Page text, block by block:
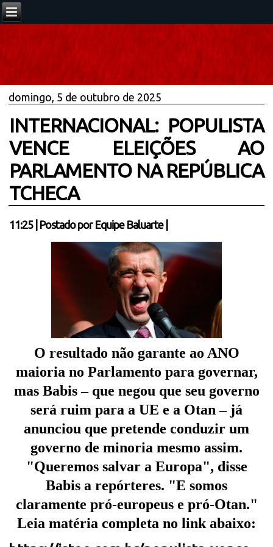
domingo, 5 de outubro de 2025
INTERNACIONAL: POPULISTA
VENCE ELEIÇÕES AO
PARLAMENTO NA REPÚBLICA
TCHECA
11:25| Postado por Equipe Baluarte
O resultado não garante ao ANO
maioria no Parlamento para governar,
mas Babis – que negou que seu governo
será ruim para a UE e a Otan – já
anunciou que pretende conduzir um
governo de minoria mesmo assim.
"Queremos salvar a Europa", disse
Babis a repórteres. "E somos
claramente pró-europeus e pró-Otan."
Leia matéria completa no link abaixo: